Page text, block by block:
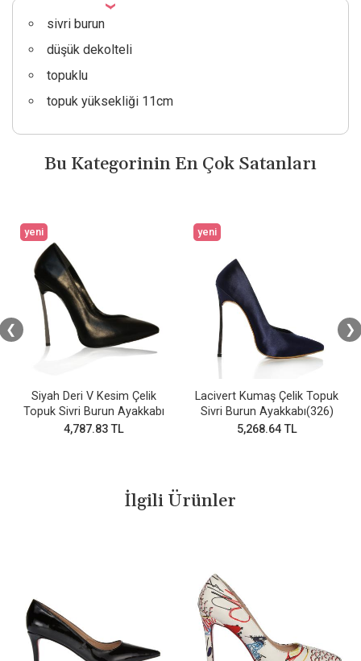
sivri burun
düşük dekolteli
topuklu
topuk yüksekliği 11cm
Bu Kategorinin En Çok Satanları
yeni
Siyah Deri V Kesim Çelik
Topuk Sivri Burun Ayakkabı
4,787.83 TL
yeni
Lacivert Kumaş Çelik Topuk
Sivri Burun Ayakkabı(326)
5,268.64 TL
❮ ❯
İlgili Ürünler